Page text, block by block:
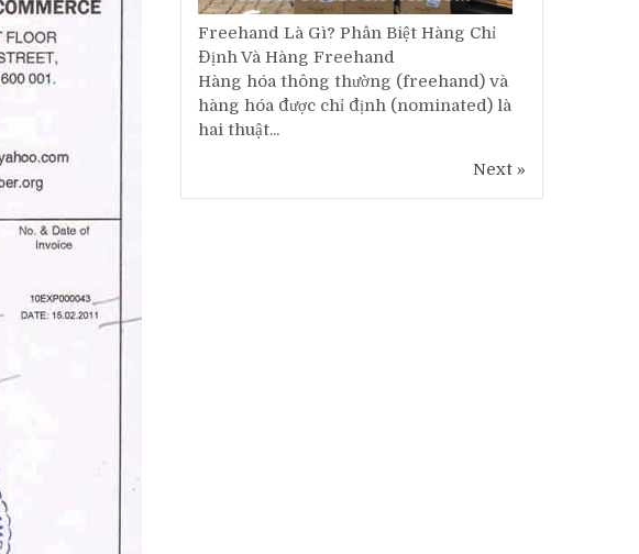
Freehand Là Gì? Phân Biệt Hàng Chỉ
Định Và Hàng Freehand
Hàng hóa thông thường (freehand) và
hàng hóa được chỉ định (nominated) là
hai thuật...
Next »